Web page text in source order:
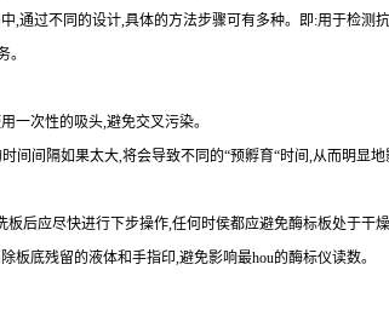
,通过不同的设计,具体的方法步骤可有多种。即:用于检测抗
。
一次性的吸头,避免交叉污染。
间间隔如果太大,将会导致不同的“预孵育“时间 ,从而明显地
板后应尽快进行下步操作,任何时侯都应避免酶标板处于干
板底残留的液体和手指印,避免影响最hou的酶标仪读数。